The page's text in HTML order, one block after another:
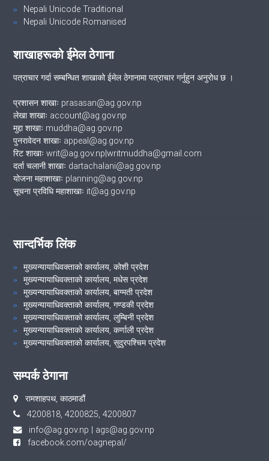
Nepali Unicode Traditional
Nepali Unicode Romanised
शाखाहरूको ईमेल ठेगाना
पत्राचार गर्दा सम्बन्धित शाखाको ईमेल ठेगानामा पत्राचार गर्नुहुन अनुरोध छ ।
प्रशासन शाखाः prasasan@ag.gov.np
लेखा शाखाः account@ag.gov.np
मुद्दा शाखाः muddha@ag.gov.np
पुनरावेदन शाखाः appeal@ag.gov.np
रिट शाखाः writ@ag.gov.np|writmuddha@gmail.com
दर्ता चलानी शाखाः dartachalani@ag.gov.np
योजना महाशाखाः planning@ag.gov.np
सूचना प्रविधि महाशाखाः it@ag.gov.np
सान्दर्भिक लिंक
मुख्यन्यायाधिवक्ताको कार्यालय, कोशी प्रदेश
मुख्यन्यायाधिवक्ताको कार्यालय, मधेस प्रदेश
मुख्यन्यायाधिवक्ताको कार्यालय, बाग्मती प्रदेश
मुख्यन्यायाधिवक्ताको कार्यालय, गण्डकी प्रदेश
मुख्यन्यायाधिवक्ताको कार्यालय, लुम्बिनी प्रदेश
मुख्यन्यायाधिवक्ताको कार्यालय, कर्णाली प्रदेश
मुख्यन्यायाधिवक्ताको कार्यालय, सुदुरपश्चिम प्रदेश
सम्पर्क ठेगाना
रामशाहपथ, काठमाडौं
4200818, 4200825, 4200807
info@ag.gov.np | ags@ag.gov.np
facebook.com/oagnepal/